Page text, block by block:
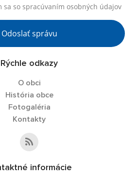
sa so spracúvaním osobných údajov
Odoslať správu
Rýchle odkazy
O obci
História obce
Fotogaléria
Kontakty
informácie